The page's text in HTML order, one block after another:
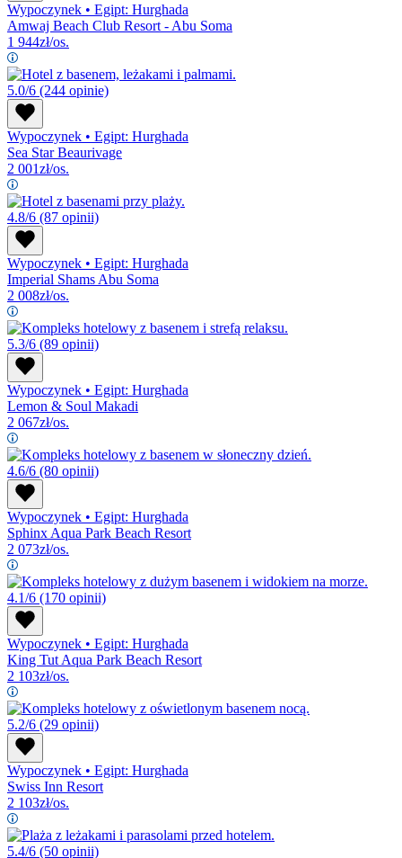
Wypoczynek • Egipt: Hurghada
Amwaj Beach Club Resort - Abu Soma
1 944zł/os.
5.0/6 (244 opinie)
Wypoczynek • Egipt: Hurghada
Sea Star Beaurivage
2 001zł/os.
4.8/6 (87 opinii)
Wypoczynek • Egipt: Hurghada
Imperial Shams Abu Soma
2 008zł/os.
5.3/6 (89 opinii)
Wypoczynek • Egipt: Hurghada
Lemon & Soul Makadi
2 067zł/os.
4.6/6 (80 opinii)
Wypoczynek • Egipt: Hurghada
Sphinx Aqua Park Beach Resort
2 073zł/os.
4.1/6 (170 opinii)
Wypoczynek • Egipt: Hurghada
King Tut Aqua Park Beach Resort
2 103zł/os.
5.2/6 (29 opinii)
Wypoczynek • Egipt: Hurghada
Swiss Inn Resort
2 103zł/os.
5.4/6 (50 opinii)